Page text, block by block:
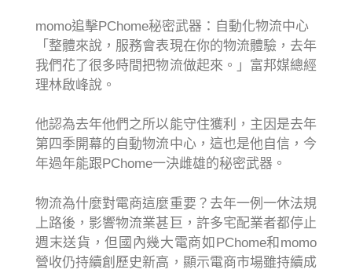
momo追擊PChome秘密武器：自動化物流中心
「整體來說，服務會表現在你的物流體驗，去年
我們花了很多時間把物流做起來。」富邦媒總經
理林啟峰說。
他認為去年他們之所以能守住獲利，主因是去年
第四季開幕的自動物流中心，這也是他自信，今
年過年能跟PChome一決雌雄的秘密武器。
物流為什麼對電商這麼重要？去年一例一休法規
上路後，影響物流業甚巨，許多宅配業者都停止
週末送貨，但國內幾大電商如PChome和momo
營收仍持續創歷史新高，顯示電商市場雖持續成